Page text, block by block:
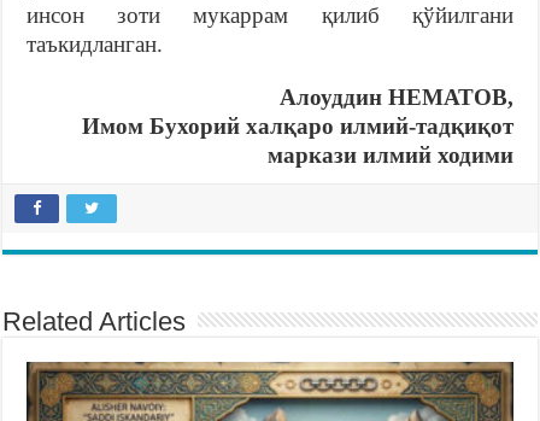
инсон зоти мукаррам қилиб қўйилгани
таъкидланган.
Алоуддин НЕМАТОВ,
Имом Бухорий халқаро илмий-тадқиқот
маркази илмий ходими
Related Articles